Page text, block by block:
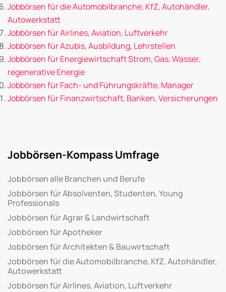
Jobbörsen für die Automobilbranche, KfZ, Autohändler,
Autowerkstatt
Jobbörsen für Airlines, Aviation, Luftverkehr
Jobbörsen für Azubis, Ausbildung, Lehrstellen
Jobbörsen für Energiewirtschaft Strom, Gas, Wasser,
regenerative Energie
Jobbörsen für Fach- und Führungskräfte, Manager
Jobbörsen für Finanzwirtschaft, Banken, Versicherungen
Jobbörsen-Kompass Umfrage
Jobbörsen alle Branchen und Berufe
Jobbörsen für Absolventen, Studenten, Young
Professionals
Jobbörsen für Agrar & Landwirtschaft
Jobbörsen für Apotheker
Jobbörsen für Architekten & Bauwirtschaft
Jobbörsen für die Automobilbranche, KfZ, Autohändler,
Autowerkstatt
Jobbörsen für Airlines, Aviation, Luftverkehr